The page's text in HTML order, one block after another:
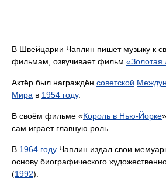
В Швейцарии Чаплин пишет музыку к
фильмам, озвучивает фильм «Золотая
Актёр был награждён советской
Мира в 1954 году.
В своём фильме «Король в Нью-Йорке
сам играет главную роль.
В 1964 году Чаплин издал свои
основу биографического
(1992).